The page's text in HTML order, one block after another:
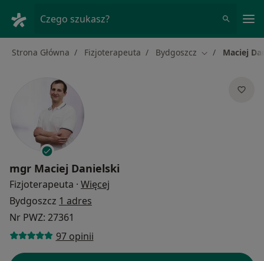
Czego szukasz?
Strona Główna Fizjoterapeuta Bydgoszcz Zmień miasto
Maciej
mgr Maciej Danielski
Fizjoterapeuta · Więcej
Bydgoszcz 1 adres
Nr PWZ: 27361
97 opinii